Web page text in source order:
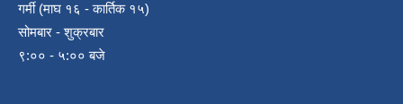
गर्मी (माघ १६ - कार्तिक १५)
सोमबार - शुक्रबार
९:०० - ५:०० बजे